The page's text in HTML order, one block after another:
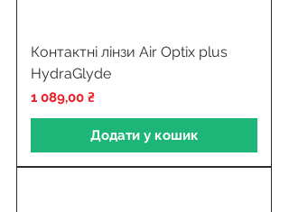
Контактні лінзи Air Optix plus
HydraGlyde
Ціна
1 089,00 ₴
Додати у кошик